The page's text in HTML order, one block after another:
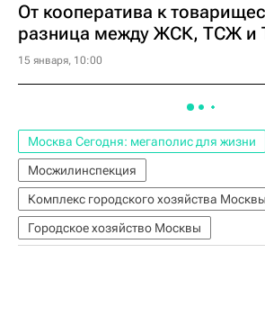
От кооператива к
разница между ЖСК, ТСЖ и
15 января, 10:00
Москва Сегодня: мегаполис для жизни
Мосжилинспекция
Комплекс городского хозяйства Москвы
Городское хозяйство Москвы